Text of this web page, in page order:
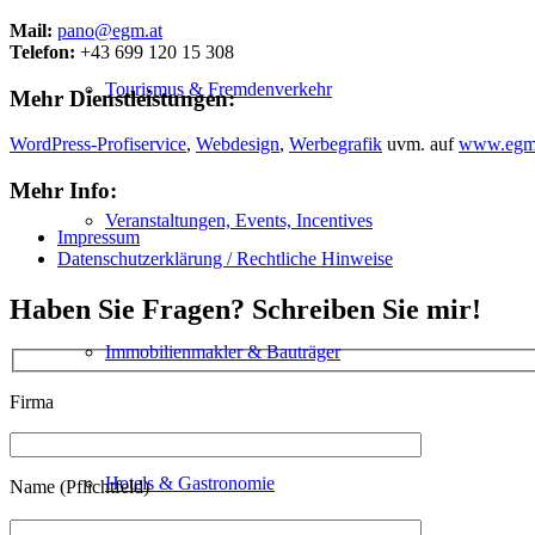
Tourismus & Fremdenverkehr
Veranstaltungen, Events, Incentives
Immobilienmakler & Bauträger
Hotels & Gastronomie
Mail: pano@egm.at
Telefon: +43 699 120 15 308
Mehr Dienstleistungen:
WordPress-Profiservice, Webdesign, Werbegrafik uvm. auf
Mehr Info:
Impressum
Datenschutzerklärung / Rechtliche Hinweise
Haben Sie Fragen? Schreiben Sie mir!
Firma
Name (Pflichtfeld)